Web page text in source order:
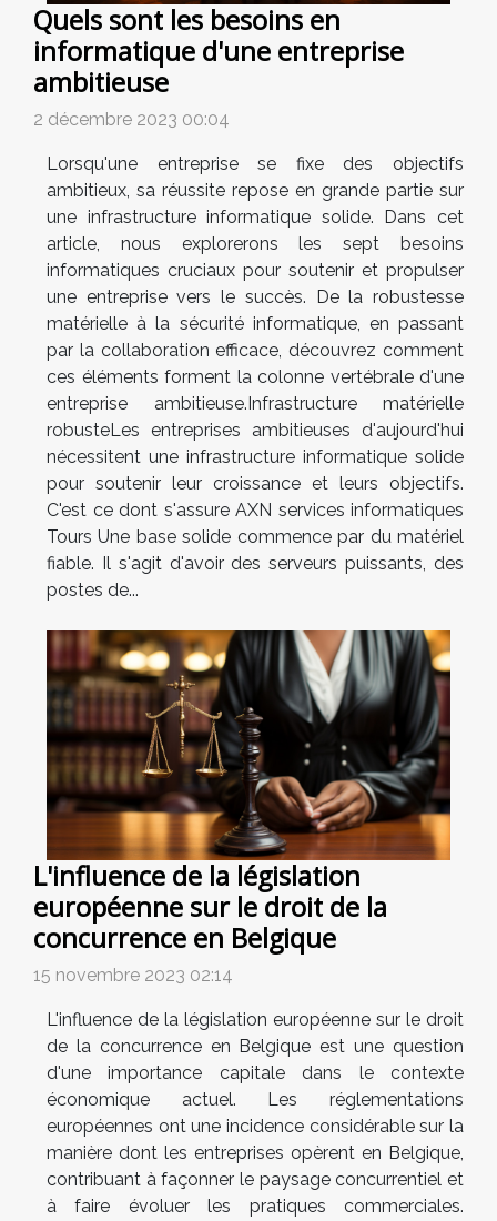
Quels sont les besoins en
informatique d'une entreprise
ambitieuse
2 décembre 2023 00:04
Lorsqu'une entreprise se fixe des objectifs
ambitieux, sa réussite repose en grande partie sur
une infrastructure informatique solide. Dans cet
article, nous explorerons les sept besoins
informatiques cruciaux pour soutenir et propulser
une entreprise vers le succès. De la robustesse
matérielle à la sécurité informatique, en passant
par la collaboration efficace, découvrez comment
ces éléments forment la colonne vertébrale d'une
entreprise ambitieuse.Infrastructure matérielle
robusteLes entreprises ambitieuses d'aujourd'hui
nécessitent une infrastructure informatique solide
pour soutenir leur croissance et leurs objectifs.
C'est ce dont s'assure AXN services informatiques
Tours Une base solide commence par du matériel
fiable. Il s'agit d'avoir des serveurs puissants, des
postes de...
L'influence de la législation
européenne sur le droit de la
concurrence en Belgique
15 novembre 2023 02:14
L'influence de la législation européenne sur le droit
de la concurrence en Belgique est une question
d'une importance capitale dans le contexte
économique actuel. Les réglementations
européennes ont une incidence considérable sur la
manière dont les entreprises opèrent en Belgique,
contribuant à façonner le paysage concurrentiel et
à faire évoluer les pratiques commerciales.